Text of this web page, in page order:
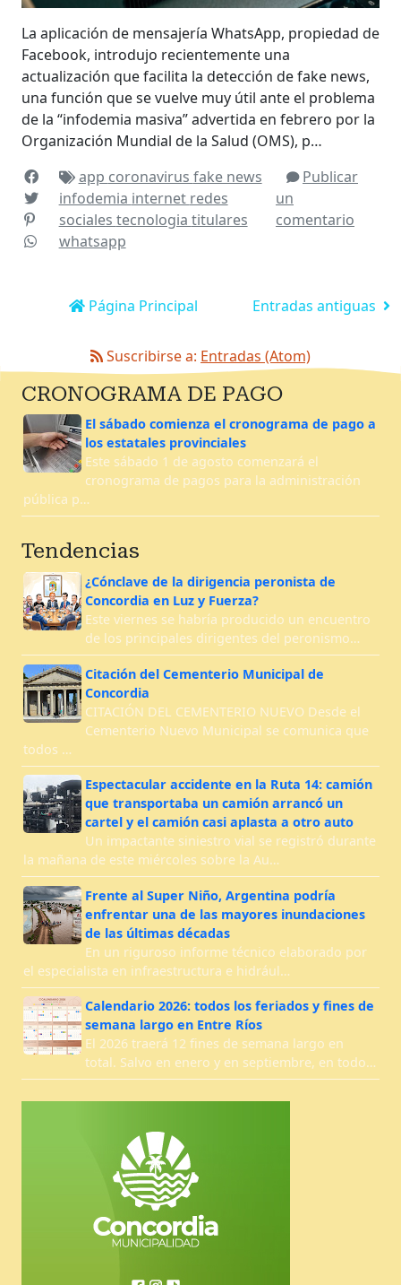
La aplicación de mensajería WhatsApp, propiedad de
Facebook, introdujo recientemente una
actualización que facilita la detección de fake news,
una función que se vuelve muy útil ante el problema
de la “infodemia masiva” advertida en febrero por la
Organización Mundial de la Salud (OMS), p…
app coronavirus fake news
infodemia internet redes
sociales tecnologia titulares
whatsapp
Publicar
un
comentario
Entradas antiguas
Página Principal
Suscribirse a: Entradas (Atom)
CRONOGRAMA DE PAGO
El sábado comienza el cronograma de pago a
los estatales provinciales
Este sábado 1 de agosto comenzará el
cronograma de pagos para la administración
pública p…
Tendencias
¿Cónclave de la dirigencia peronista de
Concordia en Luz y Fuerza?
Este viernes se habría producido un encuentro
de los principales dirigentes del peronismo…
Citación del Cementerio Municipal de
Concordia
CITACIÓN DEL CEMENTERIO NUEVO Desde el
Cementerio Nuevo Municipal se comunica que
todos …
Espectacular accidente en la Ruta 14: camión
que transportaba un camión arrancó un
cartel y el camión casi aplasta a otro auto
Un impactante siniestro vial se registró durante
la mañana de este miércoles sobre la Au…
Frente al Super Niño, Argentina podría
enfrentar una de las mayores inundaciones
de las últimas décadas
En un riguroso informe técnico elaborado por
el especialista en infraestructura e hidrául…
Calendario 2026: todos los feriados y fines de
semana largo en Entre Ríos
El 2026 traerá 12 fines de semana largo en
total. Salvo en enero y en septiembre, en todo…